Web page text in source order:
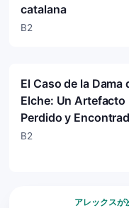
catalana
B2
El Caso de la Dama
Elche: Un Artefacto
Perdido y
B2
アレックスが